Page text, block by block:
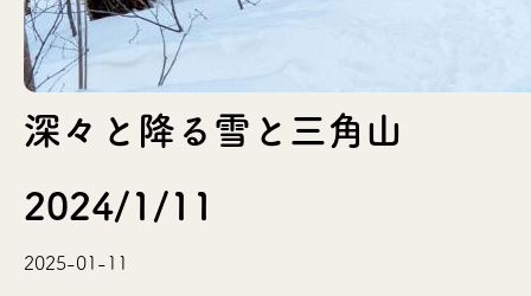
深々と降る雪と三角山
2024/1/11
2025-01-11